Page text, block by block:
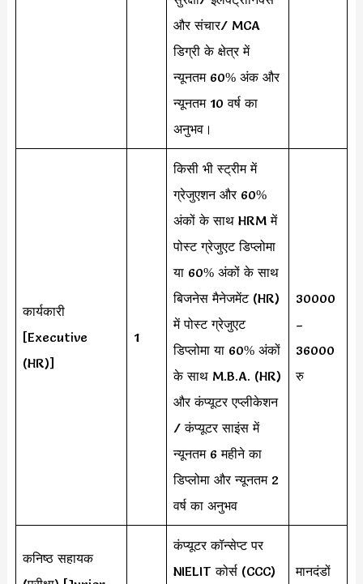
और संचार/ MCA
डिग्री के क्षेत्र में
न्यूनतम 60% अंक और
न्यूनतम 10 वर्ष का
अनुभव।
कार्यकारी
[Executive
(HR)]
1
किसी भी स्ट्रीम में
ग्रेजुएशन और 60%
अंकों के साथ HRM में
पोस्ट ग्रेजुएट डिप्लोमा
या 60% अंकों के साथ
बिजनेस मैनेजमेंट (HR)
में पोस्ट ग्रेजुएट
डिप्लोमा या 60% अंकों
के साथ M.B.A. (HR)
और कंप्यूटर एप्लीकेशन
/ कंप्यूटर साइंस में
न्यूनतम 6 महीने का
डिप्लोमा और न्यूनतम 2
वर्ष का अनुभव
30000
–
36000
रु
कनिष्ठ सहायक
कंप्यूटर कॉन्सेप्ट पर
NIELIT कोर्स (CCC)
मानदंडों